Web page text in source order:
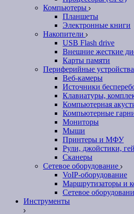
Компьютеры
Планшеты
Электронные книги
Накопители
USB Flash drive
Внешние жесткие
Карты памяти
Периферийные устройства
Веб-камеры
Источники
Клавиатуры,
Компьютерная
Компьютерные
Мониторы
Мыши
Принтеры и МФУ
Рули, джойстики,
Сканеры
Сетевое оборудование
VoIP-оборудование
Маршрутизаторы и
Сетевое
Инструменты